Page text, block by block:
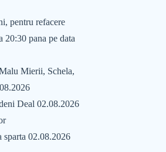
pentru refacere
20:30 pana pe data
Mierii, Schela,
Deal 02.08.2026
sparta 02.08.2026